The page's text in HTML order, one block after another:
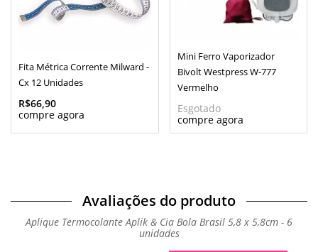
Fita Métrica Corrente Milward -
Cx 12 Unidades
R$66,90
Mini Ferro Vaporizador
Bivolt Westpress W-777
Vermelho
Esgotado
Avaliações do produto
Aplique Termocolante Aplik & Cia Bola Brasil 5,8 x 5,8cm - 6
unidades